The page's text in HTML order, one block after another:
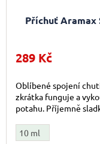
Příchuť Aramax
289 Kč
Oblíbené spojení
zkrátka funguje a
potahu. Příjemně
10 ml